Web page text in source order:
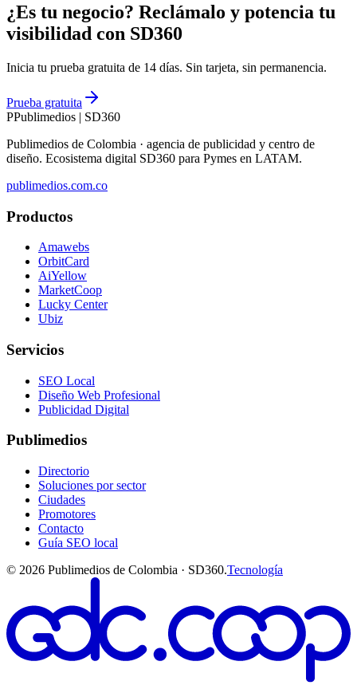
¿Es tu negocio? Reclámalo y potencia tu
visibilidad con SD360
Inicia tu prueba gratuita de 14 días. Sin tarjeta, sin permanencia.
Prueba gratuita
PPublimedios | SD360
Publimedios de Colombia · agencia de publicidad y centro de
diseño. Ecosistema digital SD360 para Pymes en LATAM.
publimedios.com.co
Productos
Amawebs
OrbitCard
AiYellow
MarketCoop
Lucky Center
Ubiz
Servicios
SEO Local
Diseño Web Profesional
Publicidad Digital
Publimedios
Directorio
Soluciones por sector
Ciudades
Promotores
Contacto
Guía SEO local
© 2026 Publimedios de Colombia · SD360.Tecnología